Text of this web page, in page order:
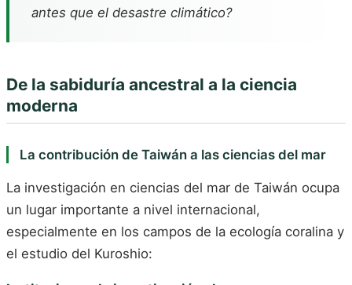
antes que el desastre climático?
De la sabiduría ancestral a la ciencia
moderna
La contribución de Taiwán a las ciencias del mar
La investigación en ciencias del mar de Taiwán ocupa
un lugar importante a nivel internacional,
especialmente en los campos de la ecología coralina y
el estudio del Kuroshio: